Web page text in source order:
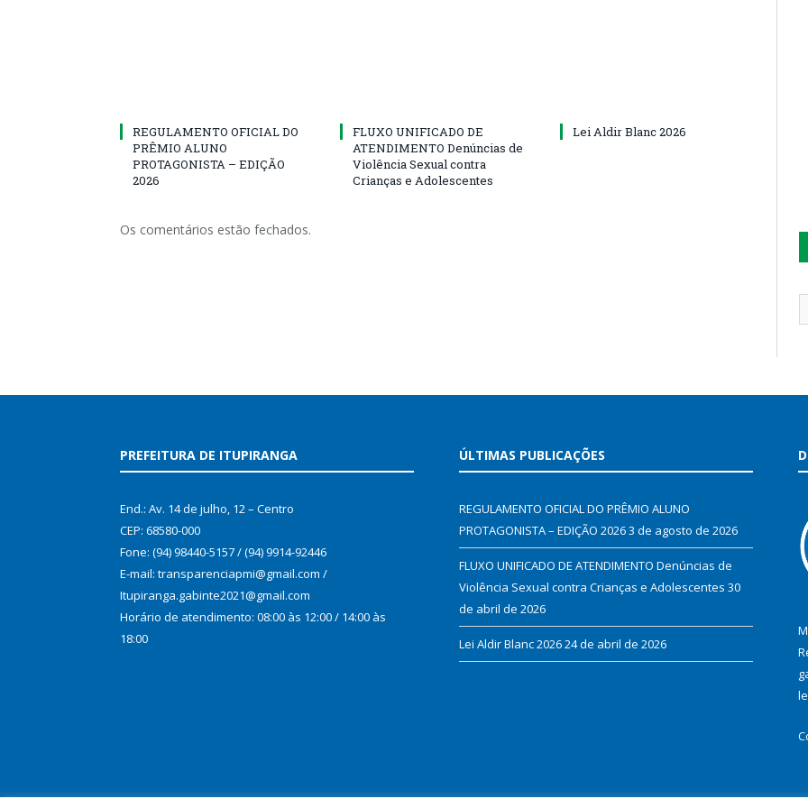
REGULAMENTO OFICIAL DO
PRÊMIO ALUNO
PROTAGONISTA – EDIÇÃO
2026
FLUXO UNIFICADO DE
ATENDIMENTO Denúncias de
Violência Sexual contra
Crianças e Adolescentes
Lei Aldir Blanc 2026
Os comentários estão fechados.
PREFEITURA DE ITUPIRANGA
End.: Av. 14 de julho, 12 – Centro
CEP: 68580-000
Fone: (94) 98440-5157 / (94) 9914-92446
E-mail: transparenciapmi@gmail.com /
Itupiranga.gabinte2021@gmail.com
Horário de atendimento: 08:00 às 12:00 / 14:00 às
18:00
ÚLTIMAS PUBLICAÇÕES
REGULAMENTO OFICIAL DO PRÊMIO ALUNO
PROTAGONISTA – EDIÇÃO 20263 de agosto de 2026
FLUXO UNIFICADO DE ATENDIMENTO Denúncias de
Violência Sexual contra Crianças e Adolescentes 30
de abril de 2026
Lei Aldir Blanc 202624 de abril de 2026